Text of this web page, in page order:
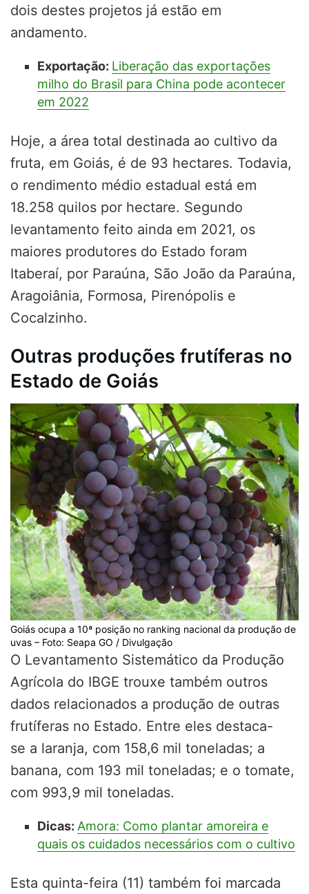
dois destes projetos já estão em
andamento.
Exportação: Liberação das exportações
milho do Brasil para China pode acontecer
em 2022
Hoje, a área total destinada ao cultivo da
fruta, em Goiás, é de 93 hectares. Todavia,
o rendimento médio estadual está em
18.258 quilos por hectare. Segundo
levantamento feito ainda em 2021, os
maiores produtores do Estado foram
Itaberaí, por Paraúna, São João da Paraúna,
Aragoiânia, Formosa, Pirenópolis e
Cocalzinho.
Outras produções frutíferas no
Estado de Goiás
Goiás ocupa a 10ª posição no ranking nacional da produção de
uvas – Foto: Seapa GO / Divulgação
O Levantamento Sistemático da Produção
Agrícola do IBGE trouxe também outros
dados relacionados a produção de outras
frutíferas no Estado. Entre eles destaca-
se a laranja, com 158,6 mil toneladas; a
banana, com 193 mil toneladas; e o tomate,
com 993,9 mil toneladas.
Dicas: Amora: Como plantar amoreira e
quais os cuidados necessários com o cultivo
Esta quinta-feira (11) também foi marcada